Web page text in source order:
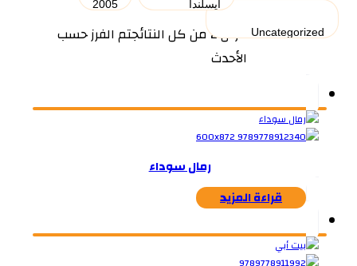
عرض ⁦2⁩ من كل النتائج
تم الفرز حسب
الأحدث
رمال سوداء
قراءة المزيد